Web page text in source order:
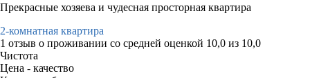
Прекрасные хозяева и чудесная просторная квартира
2-комнатная квартира
1 отзыв о проживании со средней оценкой 10,0 из 10,0
Чистота
Цена - качество